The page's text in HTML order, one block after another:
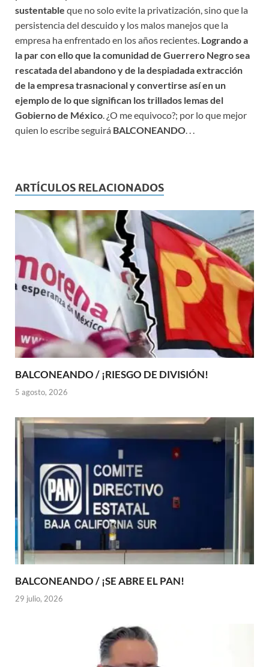
sustentable que no solo evite la privatización, sino que la
persistencia del descuido y los malos manejos que la
empresa ha enfrentado en los años recientes. Logrando a
la par con ello que la comunidad de Guerrero Negro sea
rescatada del abandono y de la despiadada extracción
de la empresa trasnacional y convertirse así en un
ejemplo de lo que significan los trillados lemas del
Gobierno de México. ¿O me equivoco?; por lo que mejor
quien lo escribe seguirá BALCONEANDO. . .
ARTÍCULOS RELACIONADOS
BALCONEANDO / ¡RIESGO DE DIVISIÓN!
5 agosto, 2026
BALCONEANDO / ¡SE ABRE EL PAN!
29 julio, 2026